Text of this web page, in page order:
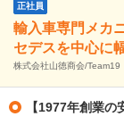
正社員
輸入車専門メカ
セデスを中心に
株式会社山徳商会/Team19
【1977年創業の